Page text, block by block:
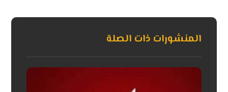
المنشورات ذات الصلة